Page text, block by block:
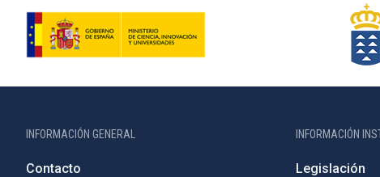
INFORMACIÓN GENERAL
Contacto
INFORMACIÓN
Legislación